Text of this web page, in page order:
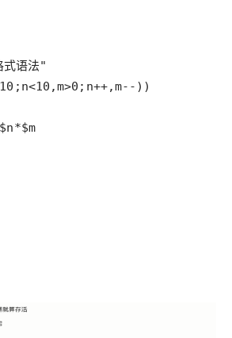
        echo $n*$m